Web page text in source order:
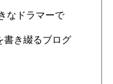
なドラマーで
書き綴るブログ